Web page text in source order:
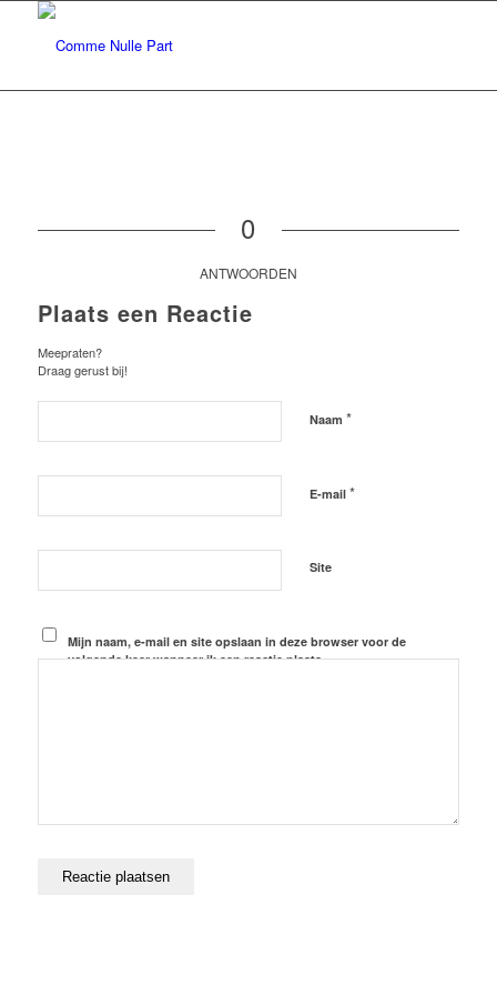
0
ANTWOORDEN
Plaats een Reactie
Meepraten?
Draag gerust bij!
Naam *
E-mail *
Site
Mijn naam, e-mail en site opslaan in deze browser voor de
volgende keer wanneer ik een reactie plaats.